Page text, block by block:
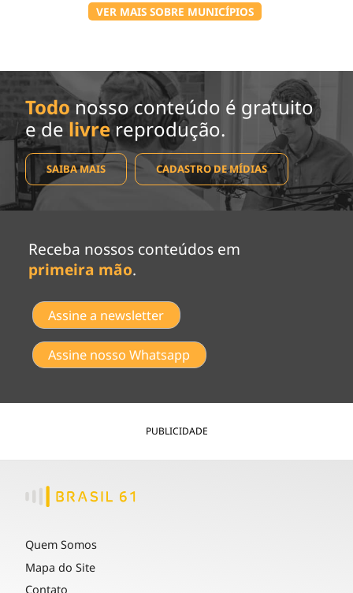
VER MAIS SOBRE MUNICÍPIOS
Todo nosso conteúdo é gratuito
e de livrereprodução.
SAIBA MAIS CADASTRO DE MÍDIAS
Receba nossos conteúdos em
primeira mão.
Assine a newsletter
Assine nosso Whatsapp
PUBLICIDADE
Quem Somos
Mapa do Site
Contato